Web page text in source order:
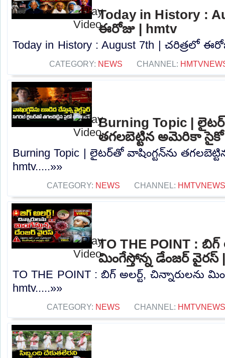
Today in History :
ఈరోజు | hmtv
Today in History : August 7th | చరిత్రలో
CATEGORY: NEWS CHANNEL:
Burning Topic |
తగలబెట్టిన అమెరికా సైకో
Burning Topic | లైటర్‌తో వాషింగ్టన్‌ను
hmtv.....»»
CATEGORY: NEWS CHANNEL: HMTVNEWS
TO THE POINT : బిగ్
మింగేస్తోన్న డేంజర్ వైరస్
TO THE POINT : బిగ్ అలర్ట్, చిన్నారులను
hmtv.....»»
CATEGORY: NEWS CHANNEL: HMTVNEWS